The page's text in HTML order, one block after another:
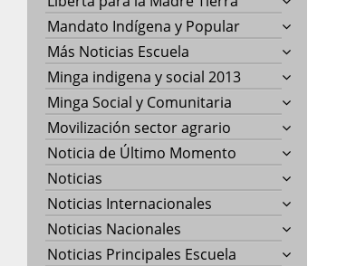
Mandato Indígena y Popular
Más Noticias Escuela
Minga indigena y social 2013
Minga Social y Comunitaria
Movilización sector agrario
Noticia de Último Momento
Noticias
Noticias Internacionales
Noticias Nacionales
Noticias Principales Escuela